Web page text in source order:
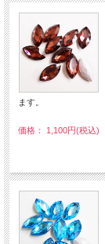
ます。
価格： 1,100円(税込)